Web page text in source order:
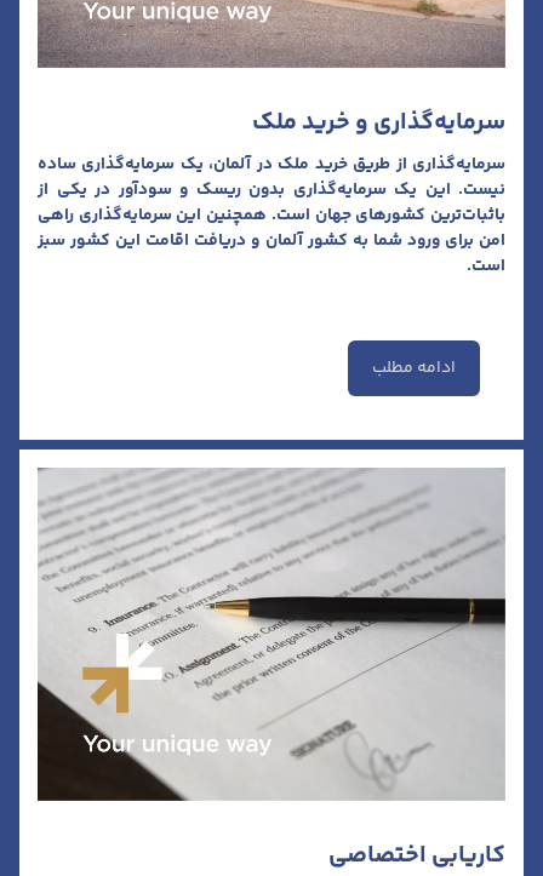
سرمایه‌گذاری و خرید ملک
سرمایه‌گذاری از طریق خرید ملک در آلمان، یک سرمایه‌گذاری ساده
نیست. این یک سرمایه‌گذاری بدون ریسک و سودآور در یکی از
باثبات‌ترین کشورهای جهان است. همچنین این سرمایه‌گذاری راهی
امن برای ورود شما به کشور آلمان و دریافت اقامت این کشور سبز
است.
ادامه مطلب
کاریابی اختصاصی